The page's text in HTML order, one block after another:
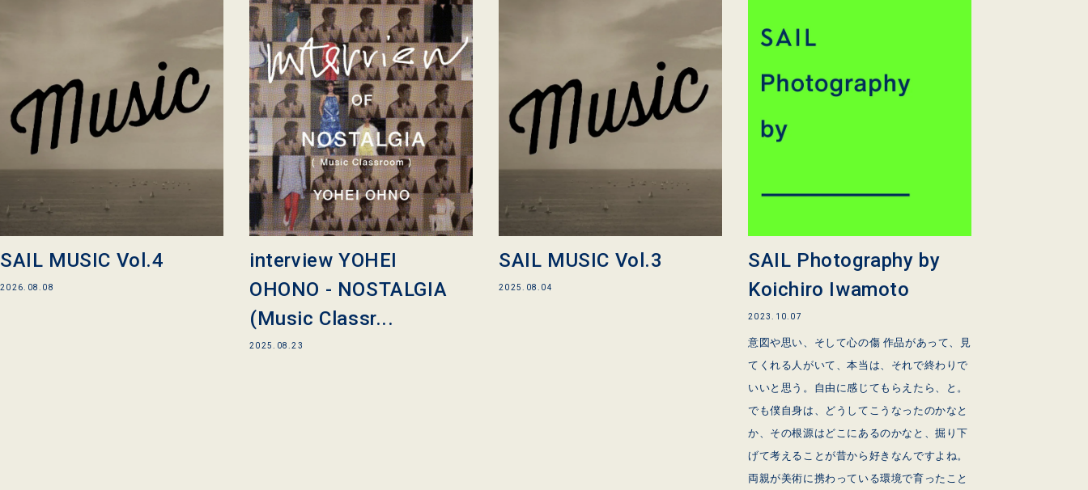
SAIL MUSIC Vol.4
2026.08.08
interview YOHEI
OHONO - NOSTALGIA
(Music Classr...
2025.08.23
SAIL MUSIC Vol.3
2025.08.04
SAIL Photography by
Koichiro Iwamoto
2023.10.07
意図や思い、そして心の傷 作品があって、見
てくれる人がいて、本当は、それで終わりで
いいと思う。自由に感じてもらえたら、と。
でも僕自身は、どうしてこうなったのかなと
か、その根源はどこにあるのかなと、掘り下
げて考えることが昔から好きなんですよね。
両親が美術に携わっている環境で育ったこと